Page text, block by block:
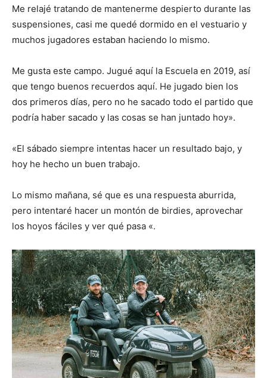
Me relajé tratando de mantenerme despierto durante las
suspensiones, casi me quedé dormido en el vestuario y
muchos jugadores estaban haciendo lo mismo.
Me gusta este campo. Jugué aquí la Escuela en 2019, así
que tengo buenos recuerdos aquí. He jugado bien los
dos primeros días, pero no he sacado todo el partido que
podría haber sacado y las cosas se han juntado hoy».
«El sábado siempre intentas hacer un resultado bajo, y
hoy he hecho un buen trabajo.
Lo mismo mañana, sé que es una respuesta aburrida,
pero intentaré hacer un montón de birdies, aprovechar
los hoyos fáciles y ver qué pasa «.